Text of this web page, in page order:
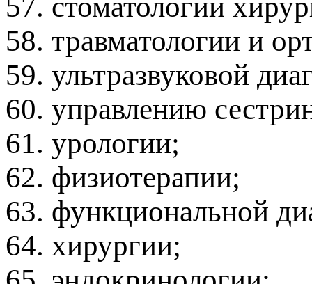
57. стоматологии
58. травматологии и
59. ультразвуковой
60. управлению
61. урологии;
62. физиотерапии;
63. функциональной
64. хирургии;